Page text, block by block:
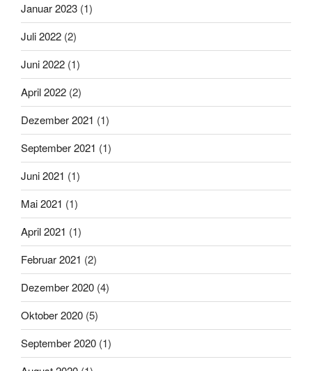
Januar 2023 (1)
Juli 2022 (2)
Juni 2022 (1)
April 2022 (2)
Dezember 2021 (1)
September 2021 (1)
Juni 2021 (1)
Mai 2021 (1)
April 2021 (1)
Februar 2021 (2)
Dezember 2020 (4)
Oktober 2020 (5)
September 2020 (1)